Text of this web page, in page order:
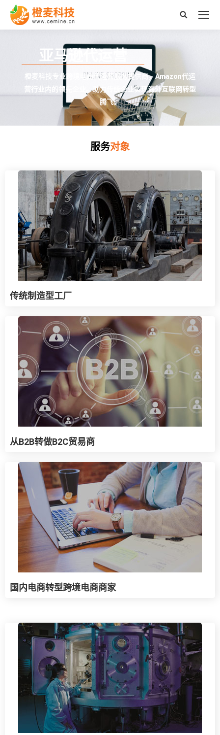
搜
亚马逊代运营
橙麦科技专业跨境电商代运营服务提供商，Amazon代运
营行业内的领先企业。助力传统企业实现海外互联网转型
腾飞。
服务对象
传统制造型工厂
从B2B转做B2C贸易商
国内电商转型跨境电商商家